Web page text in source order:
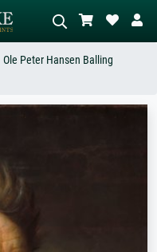
Ole Peter Hansen Balling